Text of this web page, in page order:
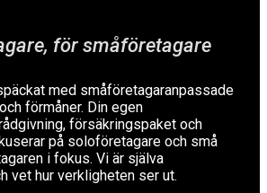
för småföretagare
med småföretagaranpassade
förmåner. Din egen
försäkringspaket och
på soloföretagare och små
i fokus. Vi är själva
vet hur verkligheten ser ut.